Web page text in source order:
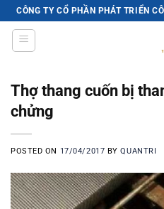
Skip
to
content
CÔNG TY CỔ PHẦN PHÁT TRIỂN
Thợ thang cuốn bị
chửng
POSTED ON 17/04/2017 BYQUANTRI